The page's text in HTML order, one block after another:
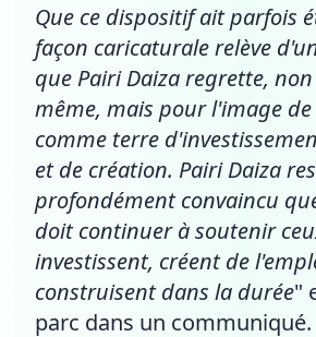
Que ce dispositif ait parfois
façon caricaturale relève
que Pairi Daiza regrette,
même, mais pour l'image
comme terre
et de création. Pairi Daiza
profondément convaincu
doit continuer à soutenir
investissent, créent de
construisent dans la durée"
parc dans un communiqué.